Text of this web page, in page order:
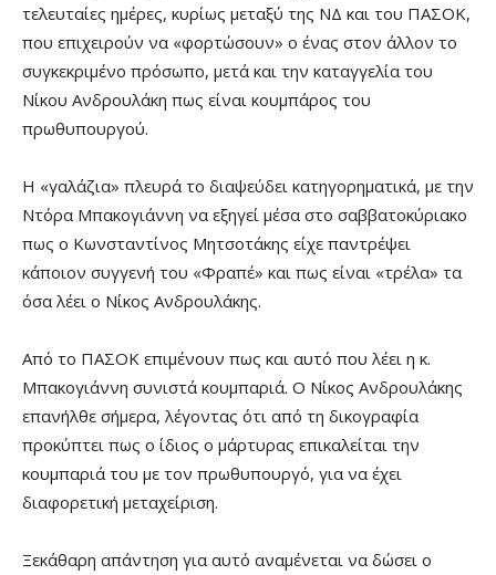
τελευταίες ημέρες, κυρίως μεταξύ της ΝΔ και του ΠΑΣΟΚ,
που επιχειρούν να «φορτώσουν» ο ένας στον άλλον το
συγκεκριμένο πρόσωπο, μετά και την καταγγελία του
Νίκου Ανδρουλάκη πως είναι κουμπάρος του
πρωθυπουργού.
Η «γαλάζια» πλευρά το διαψεύδει κατηγορηματικά, με την
Ντόρα Μπακογιάννη να εξηγεί μέσα στο σαββατοκύριακο
πως ο Κωνσταντίνος Μητσοτάκης είχε παντρέψει
κάποιον συγγενή του «Φραπέ» και πως είναι «τρέλα» τα
όσα λέει ο Νίκος Ανδρουλάκης.
Από το ΠΑΣΟΚ επιμένουν πως και αυτό που λέει η κ.
Μπακογιάννη συνιστά κουμπαριά. Ο Νίκος Ανδρουλάκης
επανήλθε σήμερα, λέγοντας ότι από τη δικογραφία
προκύπτει πως ο ίδιος ο μάρτυρας επικαλείται την
κουμπαριά του με τον πρωθυπουργό, για να έχει
διαφορετική μεταχείριση.
Ξεκάθαρη απάντηση για αυτό αναμένεται να δώσει ο